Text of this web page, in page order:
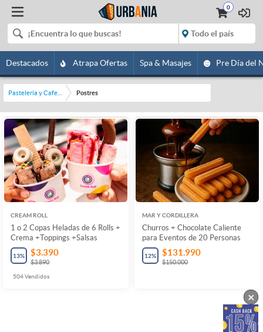
0
Destacados Atrapa Ofertas Spa & Masajes Pre Día del
Postres
CREAM ROLL
1 o 2 Copas Heladas de 6 Rolls +
Crema +Toppings +Salsas
13% $3.390
$3.890
504Vendidos
MAR Y CORDILLERA
Churros + Chocolate Caliente
para Eventos de 20 Personas
12% $131.990
$150.000
×